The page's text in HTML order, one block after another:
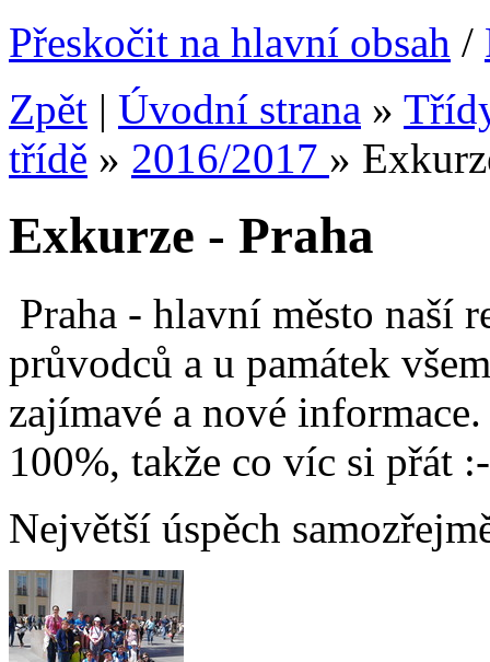
Přeskočit na hlavní obsah /
Zpět | Úvodní strana »
třídě » 2016/2017 »
Exkurze - Praha
Praha - hlavní město naší
průvodců a u památek
zajímavé a nové
100%, takže co víc si přát
Největší úspěch